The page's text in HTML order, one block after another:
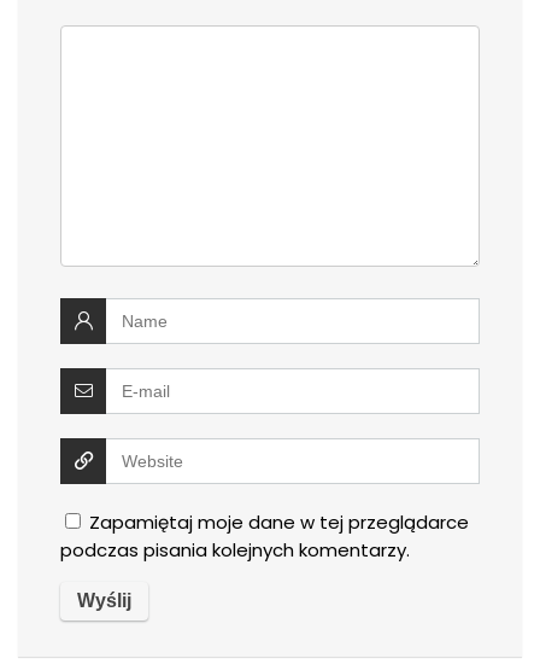
Zapamiętaj moje dane w tej przeglądarce
podczas pisania kolejnych komentarzy.